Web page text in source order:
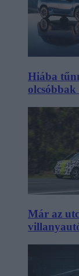
Hiába
Már az